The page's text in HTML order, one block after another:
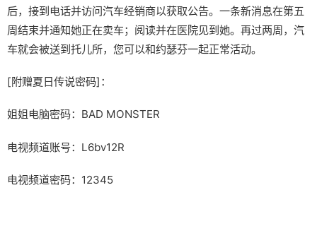
后，接到电话并访问汽车经销商以获取公告。一条新消息在第五
周结束并通知她正在卖车；阅读并在医院见到她。再过两周，汽
车就会被送到托儿所，您可以和约瑟芬一起正常活动。
[附赠夏日传说密码]：
姐姐电脑密码：BAD MONSTER
电视频道账号：L6bv12R
电视频道密码：12345